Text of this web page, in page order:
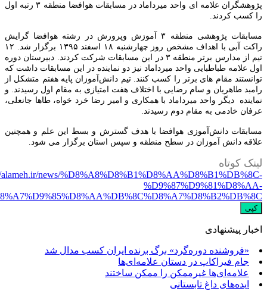
پژوهشگران علامه ای واحد میرداماد در مسابقات هوافضا منطقه ۳ رتبه اول
کردند.
مسابقات پژوهشی منطقه ۳ آموزش وپرورش در رشته هوافضا گرایش
راکت آبی با اهداف مشخص روز چهارشنبه ۱۸ اسفند ۱۳۹۵ برگزار شد. ۱۲
تیم از مدارس برتر منطقه ۳ در این مسابقات شرکت کردند. دبیرستان دوره
طباطبایی واحد میرداماد نیز دو نماینده در این مسابقات داشت که
مقام های برتر را کسب کنند. تیم دانش‌آموزان پایه هفتم متشکل از
طاهریان و سام رضایی با اختلاف هفت امتیازی به مقام اول رسیدند. و
دیگر واحد میرداماد با همکاری و امیر رضا خرد خواه، طاها جانعلی،
خادمی به مقام دوم رسیدند.
دانش‌آموزی هوافضا با هدف گسترش و بسط این علم و همچنین
دانش آموزان در سطح منطقه و سپس استان برگزار می شود.
https://alameh.ir/news/
پیشنهادی
دوره‌گرد» برگ برنده ایران کسب مدال شد
فیراکاپ در دستان علامه‌ای‌ها
غیرممکن را ممکن ساختند
داغ تابستانی